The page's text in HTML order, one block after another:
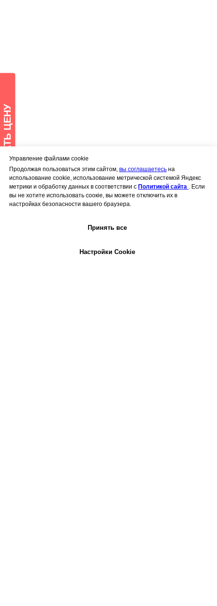
Управление файлами cookie
Продолжая пользоваться этим сайтом, вы соглашаетесь на
использование cookie, использование метрической системой Яндекс
метрики и обработку данных в соответствии с Политикой сайта . Если
вы не хотите использовать соокiе, вы можете отключить их в
настройках безопасности вашего браузера.
Принять все
Настройки Cookie